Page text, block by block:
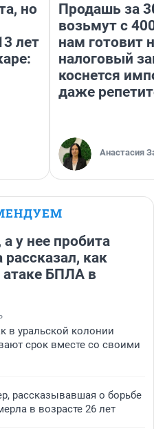
но
лет
Продашь за
возьмут с
нам готовит
налоговый
коснется
даже
Анастасия
у нее пробита
как
атаке БПЛА в
в уральской колонии
срок вместе со своими
рассказывавшая о борьбе
в возрасте 26 лет